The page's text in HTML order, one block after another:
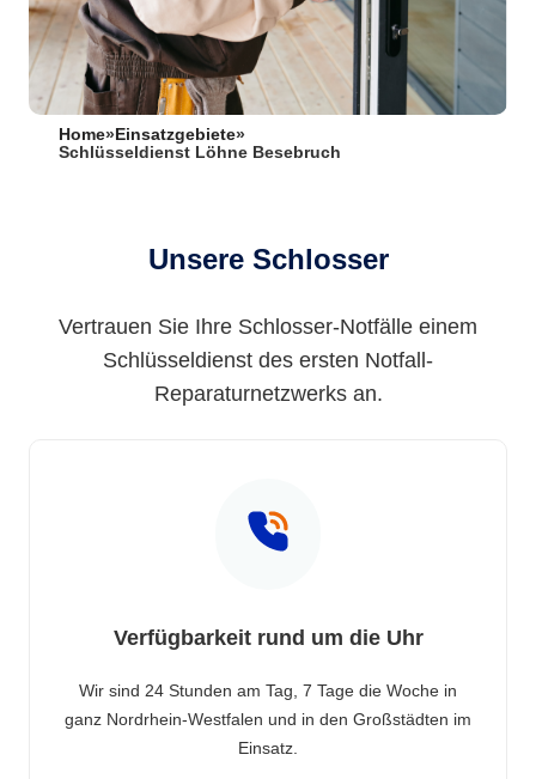
Home» Einsatzgebiete»
Schlüsseldienst Löhne Besebruch
Unsere Schlosser
Vertrauen Sie Ihre Schlosser-Notfälle einem
Schlüsseldienst des ersten Notfall-
Reparaturnetzwerks an.
Verfügbarkeit rund um die Uhr
Wir sind 24 Stunden am Tag, 7 Tage die Woche in
ganz Nordrhein-Westfalen und in den Großstädten im
Einsatz.